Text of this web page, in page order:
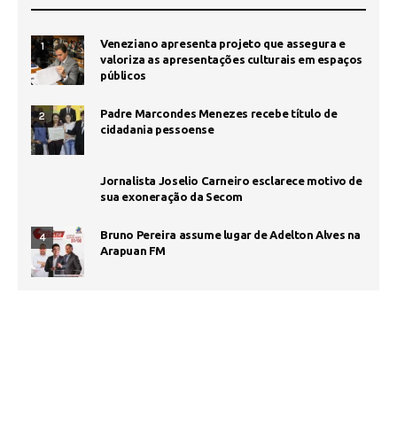
1
Veneziano apresenta projeto que assegura e
valoriza as apresentações culturais em espaços
públicos
2
Padre Marcondes Menezes recebe título de
cidadania pessoense
Jornalista Joselio Carneiro esclarece motivo de
sua exoneração da Secom
4
Bruno Pereira assume lugar de Adelton Alves na
Arapuan FM